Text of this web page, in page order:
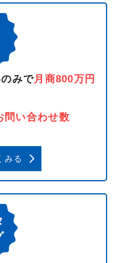
みで月商800万円
問い合わせ数
みる